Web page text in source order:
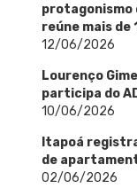
protagonismo
reúne mais de
12/06/2026
Lourenço
participa do
10/06/2026
Itapoá
de
02/06/2026